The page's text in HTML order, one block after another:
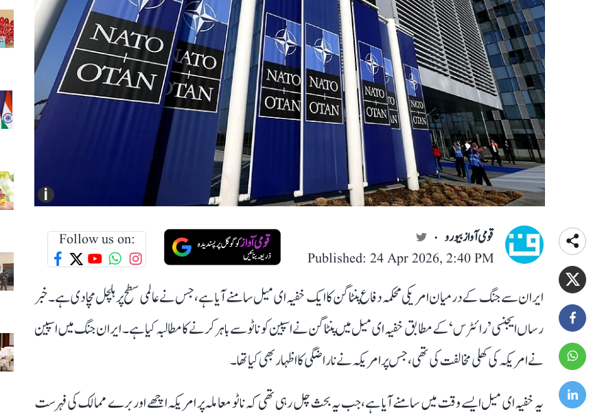
i
قومی آواز بیورو
Published: 24 Apr 2026, 2:40 PM
Follow us on:
ایران سے جنگ کے درمیان امریکی محکمہ دفاع پنٹاگن کا ایک خفیہ ای میل سامنے آیا ہے، جس نے عالمی سطح پر ہلچل مچا دی ہے۔ خبر
رساں ایجنسی ’رائٹرس‘ کے مطابق خفیہ ای میل میں پنٹاگن نے اسپین کو ناٹو سے باہر کرنے کا مطالبہ کیا ہے۔ ایران جنگ میں اسپین
نے امریکہ کی کھلی مخالفت کی تھی، جس پر امریکہ نے ناراضگی کا اظہار بھی کیا تھا۔
یہ خفیہ ای میل ایسے وقت میں سامنے آیا ہے، جب یہ بحث چل رہی تھی کہ ناٹو معاملہ پر امریکہ اچھے اور برے ممالک کی فہرست